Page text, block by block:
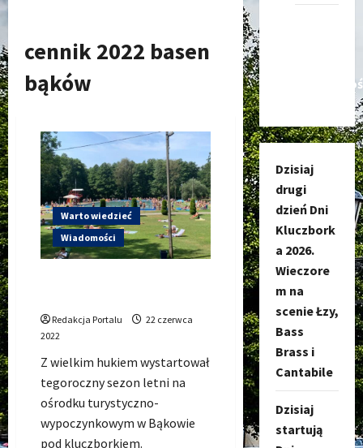
cennik 2022 basen
bąków
Warto wiedzieć
Wiadomości
Redakcja Portalu
22 czerwca
2022
Z wielkim hukiem wystartował
tegoroczny sezon letni na
ośrodku turystyczno-
wypoczynkowym w Bąkowie
pod kluczborkiem.
Dzisiaj
drugi
dzień Dni
Kluczbork
a 2026.
Wieczore
m na
scenie Łzy,
Bass
Brass i
Cantabile
Dzisiaj
startują